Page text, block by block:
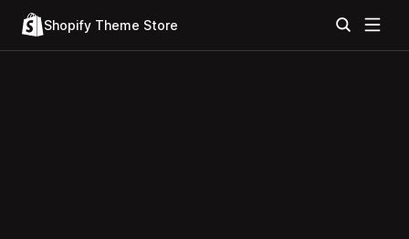
Shopify Theme Store